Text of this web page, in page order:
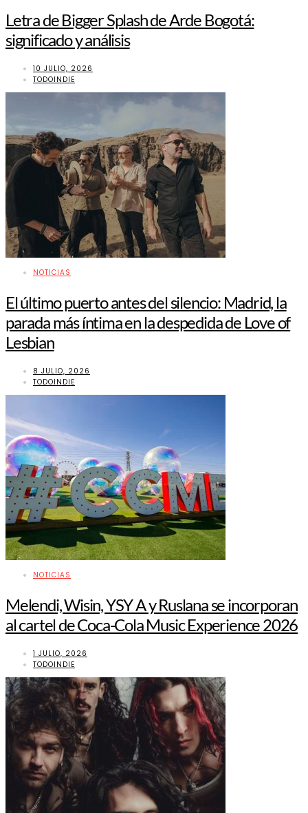
Letra de Bigger Splash de Arde Bogotá:
significado y análisis
10 JULIO, 2026
TODOINDIE
NOTICIAS
El último puerto antes del silencio: Madrid, la
parada más íntima en la despedida de Love of
Lesbian
8 JULIO, 2026
TODOINDIE
NOTICIAS
Melendi, Wisin, YSY A y Ruslana se incorporan
al cartel de Coca-Cola Music Experience 2026
1 JULIO, 2026
TODOINDIE